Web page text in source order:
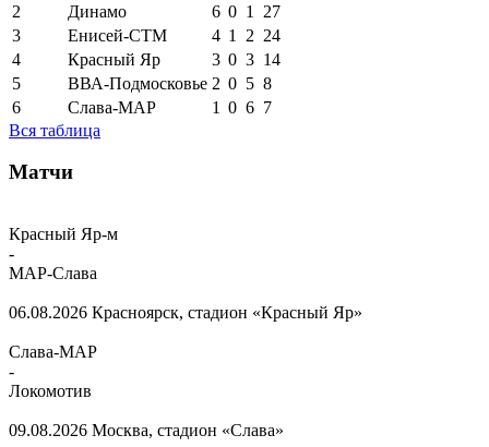
2
Динамо 6 0 1
27
3
Енисей-СТМ 4 1 2 24
4
Красный Яр 3 0 3 14
5
ВВА-Подмосковье 2 0 5 8
6
Слава-МАР 1 0 6 7
Вся таблица
Матчи
Красный Яр-м
-
МАР-Слава
06.08.2026 Красноярск, стадион «Красный Яр»
Слава-МАР
-
Локомотив
09.08.2026 Москва, стадион «Слава»